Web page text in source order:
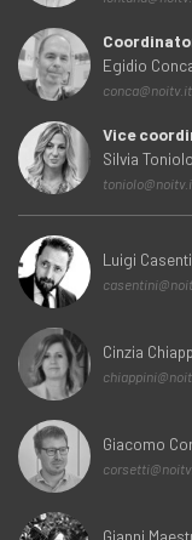
Egidio
conca@noitv.it
Vice
Silvia Toniolo
Luigi
Cinzia
Giacomo